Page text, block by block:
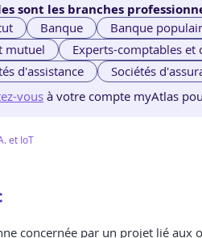
sont les branches
Banque Banque
mutuel
Experts-comptables et
d'assistance
Sociétés
vous à votre compte myAtlas
et IoT
concernée par un projet lié aux